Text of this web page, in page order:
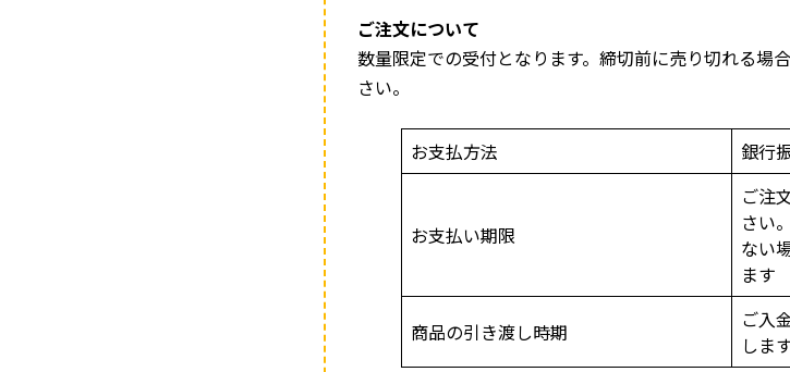
ご注文について
数量限定での受付となります。締切前に売り切れる場
さい。
お支払方法 銀行
お支払い期限
ご注
さい
ない
ます
商品の引き渡し時期
ご入
します